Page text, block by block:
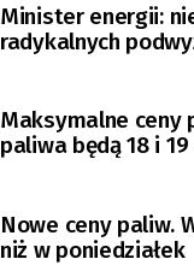
Minister energii:
radykalnych
Maksymalne ceny
paliwa będą 18 i 19
Nowe ceny paliw.
niż w poniedziałek